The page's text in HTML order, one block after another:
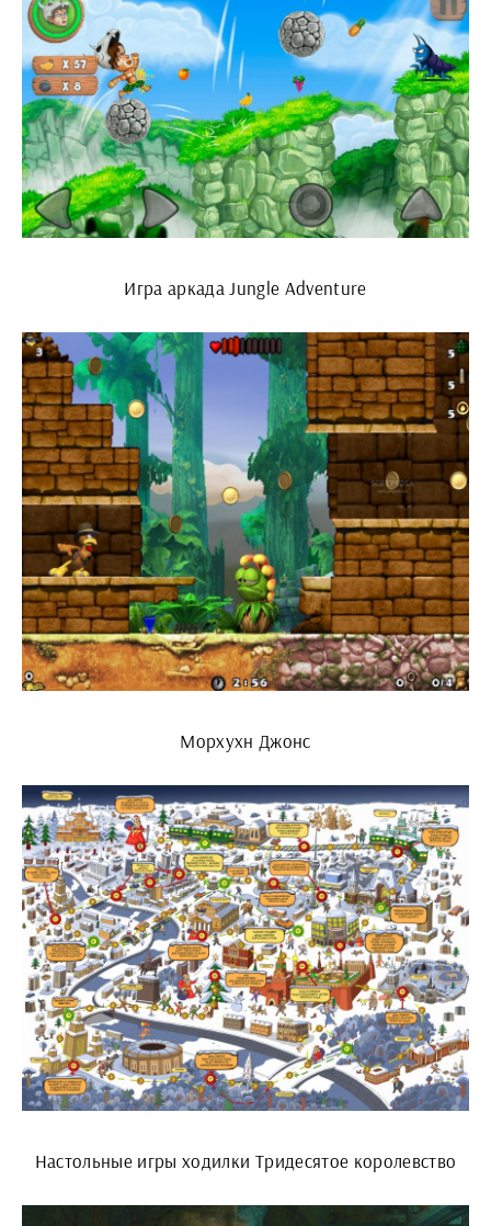
Игра аркада Jungle Adventure
Морхухн Джонс
Настольные игры ходилки Тридесятое королевство